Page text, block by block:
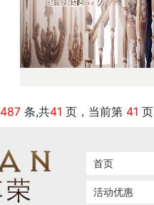
487条,共41 页，当前第 41
首页
活动优惠